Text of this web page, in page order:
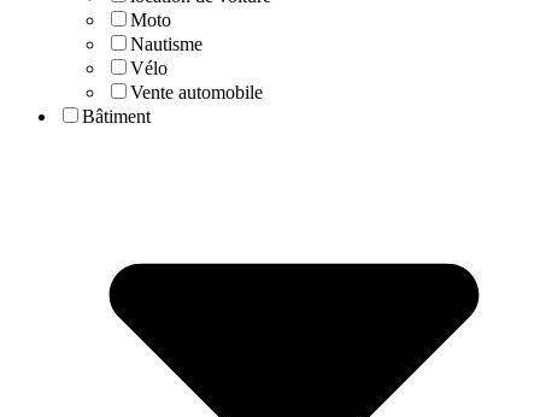
Moto
Nautisme
Vélo
Vente automobile
Bâtiment